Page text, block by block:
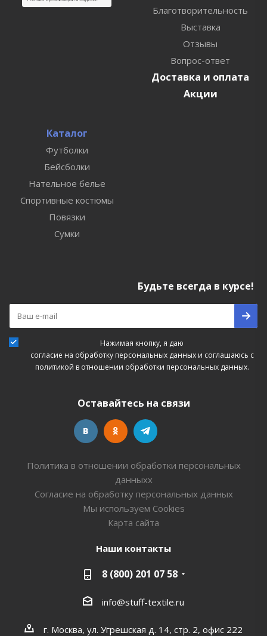
Благотворительность
Выставка
Отзывы
Вопрос-ответ
Доставка и оплата
Акции
Каталог
Футболки
Бейсболки
Нательное белье
Спортивные костюмы
Повязки
Сумки
Будьте всегда в курсе!
Нажимая кнопку, я даю
согласие на обработку персональных данныхи соглашаюсь с
политикой в отношении обработки персональных данных.
Оставайтесь на связи
Политика в отношении обработки персональных
данныхх
Согласие на обработку персональных данных
Мы используем Cookies
Карта сайта
Наши контакты
8 (800) 201 07 58
info@stuff-textile.ru
г. Москва, ул. Угрешская д. 14, стр. 2, офис 222